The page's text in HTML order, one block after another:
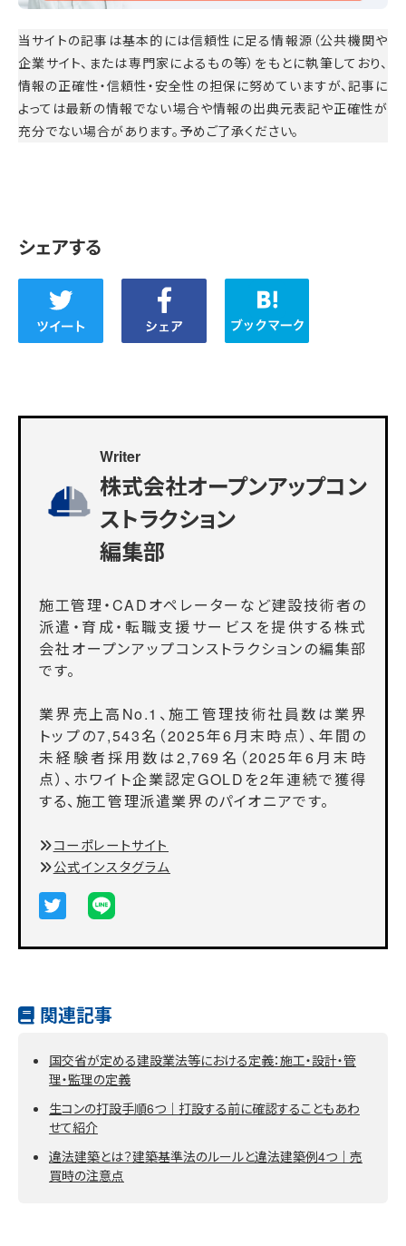
当サイトの記事は基本的には信頼性に足る情報源（公共機関や
企業サイト、または専門家によるもの等）をもとに執筆しており、
情報の正確性・信頼性・安全性の担保に努めていますが、記事に
よっては最新の情報でない場合や情報の出典元表記や正確性が
充分でない場合があります。予めご了承ください。
シェアする
Writer
株式会社オープンアップコン
ストラクション
編集部
施工管理・CADオペレーターなど建設技術者の
派遣・育成・転職支援サービスを提供する株式
会社オープンアップコンストラクションの編集部
です。
業界売上高No.1、施工管理技術社員数は業界
トップの7,543名（2025年6月末時点）、年間の
未経験者採用数は2,769名（2025年6月末時
点）、ホワイト企業認定GOLDを2年連続で獲得
する、施工管理派遣業界のパイオニアです。
コーポレートサイト
公式インスタグラム
関連記事
国交省が定める建設業法等における定義：施工・設計・管
理・監理の定義
生コンの打設手順6つ｜打設する前に確認することもあわ
せて紹介
違法建築とは？建築基準法のルールと違法建築例4つ｜売
買時の注意点